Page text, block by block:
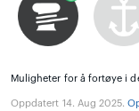
Muligheter for å fortøye i
Oppdatert 14. Aug 2025.